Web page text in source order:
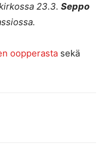
23.3. Seppo
oopperasta sekä